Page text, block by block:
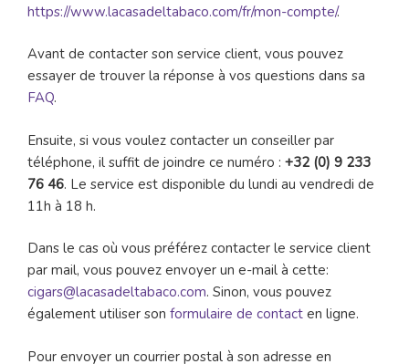
https://www.lacasadeltabaco.com/fr/mon-compte/.
Avant de contacter son service client, vous pouvez
essayer de trouver la réponse à vos questions dans sa
FAQ.
Ensuite, si vous voulez contacter un conseiller par
téléphone, il suffit de joindre ce numéro : +32 (0) 9 233
76 46. Le service est disponible du lundi au vendredi de
11h à 18 h.
Dans le cas où vous préférez contacter le service client
par mail, vous pouvez envoyer un e-mail à cette:
cigars@lacasadeltabaco.com. Sinon, vous pouvez
également utiliser son formulaire de contact en ligne.
Pour envoyer un courrier postal à son adresse en